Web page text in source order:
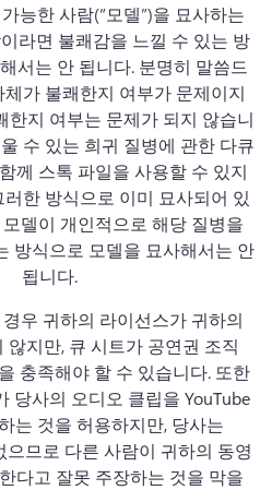
능한 사람(“모델”)을 묘사하는
라면 불쾌감을 느낄 수 있는 방
서는 안 됩니다. 분명히 말씀드
가 불쾌한지 여부가 문제이지
한지 여부는 문제가 되지 않습니
수 있는 희귀 질병에 관한 다큐
께 스톡 파일을 사용할 수 있지
한 방식으로 이미 묘사되어 있
델이 개인적으로 해당 질병을
방식으로 모델을 묘사해서는 안
됩니다.
우 귀하의 라이선스가 귀하의
않지만, 큐 시트가 공연권 조직
충족해야 할 수 있습니다. 또한
당사의 오디오 클립을 YouTube
는 것을 허용하지만, 당사는
으므로 다른 사람이 귀하의 동영
다고 잘못 주장하는 것을 막을